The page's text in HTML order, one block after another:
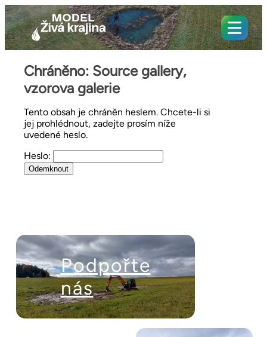
Chráněno: Source gallery,
vzorova galerie
Tento obsah je chráněn heslem. Chcete-li si
jej prohlédnout, zadejte prosím níže
uvedené heslo.
Heslo:
Podpořte
nás